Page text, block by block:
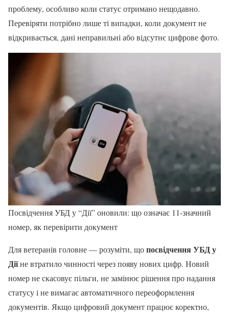
проблему, особливо коли статус отримано нещодавно.
Перевіряти потрібно лише ті випадки, коли документ не
відкривається, дані неправильні або відсутнє цифрове фото.
Посвідчення УБД у “Дії” оновили: що означає 11-значний
номер, як перевірити документ
Для ветеранів головне — розуміти, щопосвідчення УБД у
Діїне втратило чинності через появу нових цифр. Новий
номер не скасовує пільги, не замінює рішення про надання
статусу і не вимагає автоматичного переоформлення
документів. Якщо цифровий документ працює коректно,